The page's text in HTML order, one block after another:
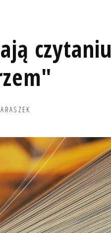
czytaniu